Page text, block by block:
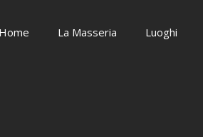
Home La Masseria Luoghi